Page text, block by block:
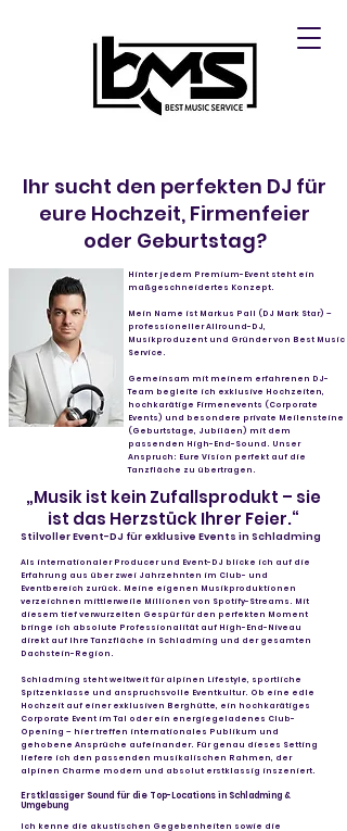
Ihr sucht den perfekten DJ für
eure Hochzeit, Firmenfeier
oder Geburtstag?
Hinter jedem Premium-Event steht ein
maßgeschneidertes Konzept.
Mein Name ist Markus Pall (DJ Mark Star) –
professioneller Allround-DJ,
Musikproduzent und Gründer von Best Music
Service.
Gemeinsam mit meinem erfahrenen DJ-
Team begleite ich exklusive Hochzeiten,
hochkarätige Firmenevents (Corporate
Events) und besondere private Meilensteine
(Geburtstage, Jubiläen) mit dem
passenden High-End-Sound. Unser
Anspruch: Eure Vision perfekt auf die
Tanzfläche zu übertragen.
„Musik ist kein Zufallsprodukt – sie
ist das Herzstück Ihrer Feier.“
Stilvoller Event-DJ für exklusive Events in Schladming
Als internationaler Producer und Event-DJ blicke ich auf die
Erfahrung aus über zwei Jahrzehnten im Club- und
Eventbereich zurück. Meine eigenen Musikproduktionen
verzeichnen mittlerweile Millionen von Spotify-Streams. Mit
diesem tief verwurzelten Gespür für den perfekten Moment
bringe ich absolute Professionalität auf High-End-Niveau
direkt auf Ihre Tanzfläche in Schladming und der gesamten
Dachstein-Region.
Schladming steht weltweit für alpinen Lifestyle, sportliche
Spitzenklasse und anspruchsvolle Eventkultur. Ob eine edle
Hochzeit auf einer exklusiven Berghütte, ein hochkarätiges
Corporate Event im Tal oder ein energiegeladenes Club-
Opening – hier treffen internationales Publikum und
gehobene Ansprüche aufeinander. Für genau dieses Setting
liefere ich den passenden musikalischen Rahmen, der
alpinen Charme modern und absolut erstklassig inszeniert.
Erstklassiger Sound für die Top-Locations in Schladming &
Umgebung
Ich kenne die akustischen Gegebenheiten sowie die